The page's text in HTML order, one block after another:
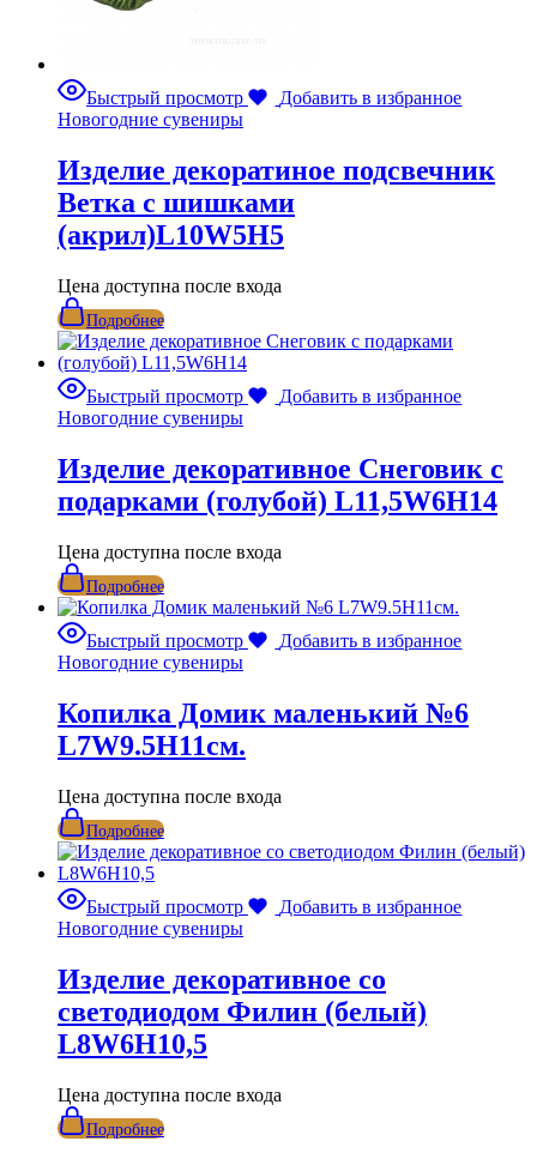
Быстрый просмотр
Добавить в избранное
Новогодние сувениры
Изделие декоратиное подсвечник
Ветка с шишками
(акрил)L10W5H5
Цена доступна после входа
Подробнее
Быстрый просмотр
Добавить в избранное
Новогодние сувениры
Изделие декоративное Снеговик с
подарками (голубой) L11,5W6H14
Цена доступна после входа
Подробнее
Быстрый просмотр
Добавить в избранное
Новогодние сувениры
Копилка Домик маленький №6
L7W9.5H11см.
Цена доступна после входа
Подробнее
Быстрый просмотр
Добавить в избранное
Новогодние сувениры
Изделие декоративное со
светодиодом Филин (белый)
L8W6H10,5
Цена доступна после входа
Подробнее